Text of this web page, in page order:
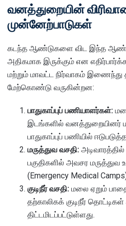
வனத்துறையின்
முன்னேற்பாடுகள்
கடந்த ஆண்டுகளை விட இந்த
அதிகமாக இருக்கும் என
மற்றும் மாவட்ட நிர்வாகம்
மேற்கொண்டு வருகின்றன:
பாதுகாப்புப் பணியாளர்கள்:
இடங்களில் வனத்துறையினர்
பாதுகாப்புப் பணியில்
மருத்துவ வசதி:
பகுதிகளில் அவசர
(Emergency Medical
குடிநீர் வசதி: மலை ஏறும்
தற்காலிகக் குடிநீர்
திட்டமிடப்பட்டுள்ளது.